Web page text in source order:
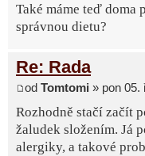
Také máme teď doma
správnou dietu?
Re: Rada
od Tomtomi » pon 05.
Rozhodně stačí začít
žaludek složením. Já
alergiky, a takové